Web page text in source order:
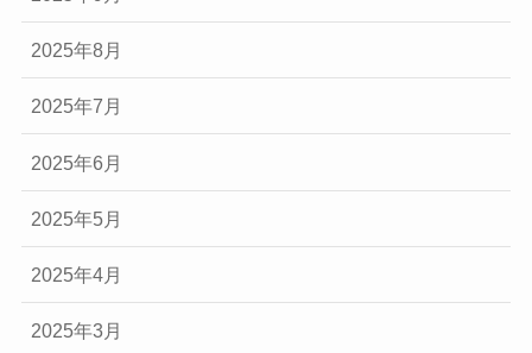
2025年8月
2025年7月
2025年6月
2025年5月
2025年4月
2025年3月